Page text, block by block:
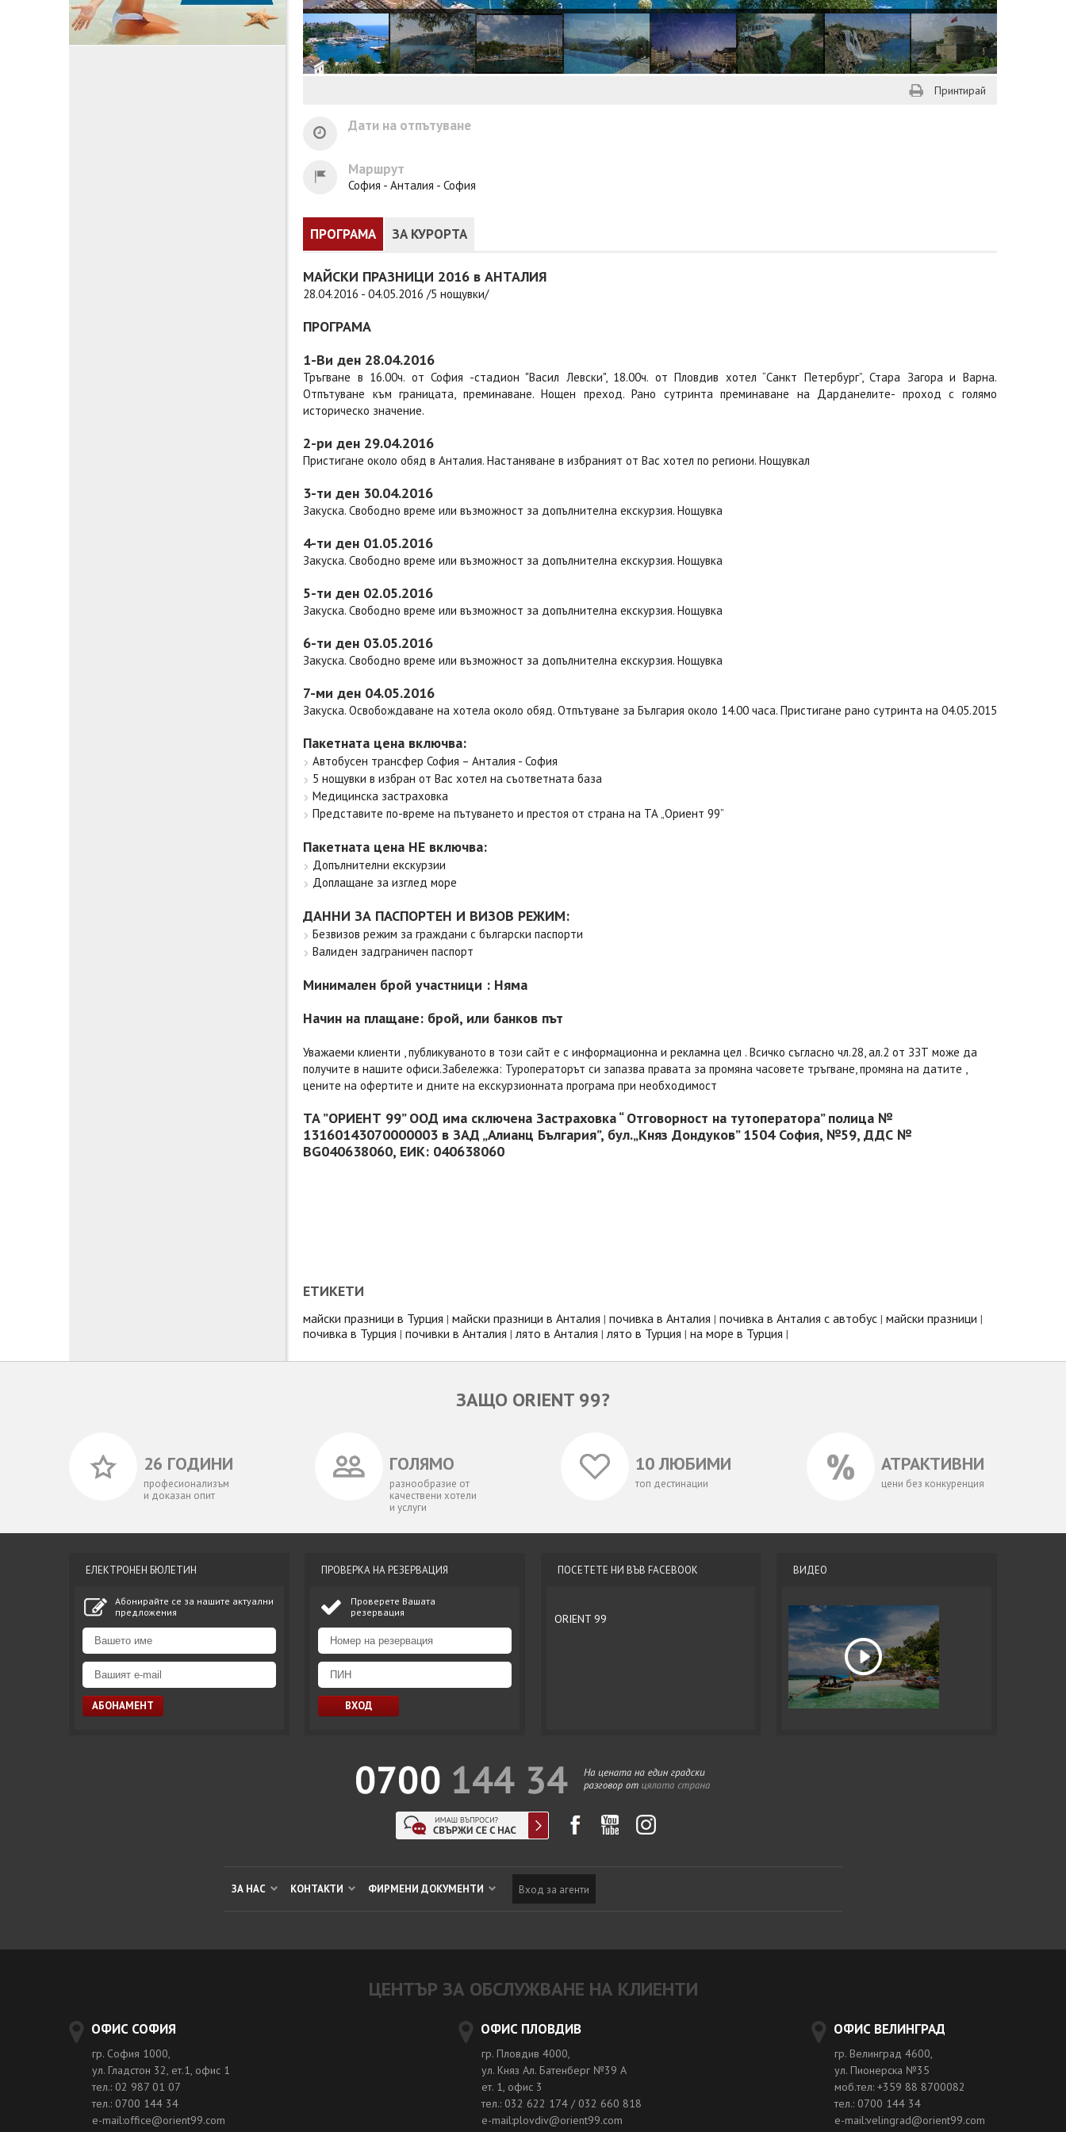
Принтирай
Дати на отпътуване
Маршрут
София - Анталия - София
ПРОГРАМА ЗА КУРОРТА
МАЙСКИ ПРАЗНИЦИ 2016 в АНТАЛИЯ
28.04.2016 - 04.05.2016 /5 нощувки/
ПРОГРАМА
1-Ви ден 28.04.2016
Тръгване в 16.00ч. от София -стадион "Васил Левски", 18.00ч. от Пловдив хотел “Санкт Петербург”, Стара Загора и Варна.
Отпътуване към границата, преминаване. Нощен преход. Рано сутринта преминаване на Дарданелите- проход с голямо
историческо значение.
2-ри ден 29.04.2016
Пристигане около обяд в Анталия. Настаняване в избраният от Вас хотел по региони. Нощувкал
3-ти ден 30.04.2016
Закуска. Свободно време или възможност за допълнителна екскурзия. Нощувка
4-ти ден 01.05.2016
Закуска. Свободно време или възможност за допълнителна екскурзия. Нощувка
5-ти ден 02.05.2016
Закуска. Свободно време или възможност за допълнителна екскурзия. Нощувка
6-ти ден 03.05.2016
Закуска. Свободно време или възможност за допълнителна екскурзия. Нощувка
7-ми ден 04.05.2016
Закуска. Освобождаване на хотела около обяд. Отпътуване за България около 14.00 часа. Пристигане рано сутринта на 04.05.2015
Пакетната цена включва:
Автобусен трансфер София – Анталия - София
5 нощувки в избран от Вас хотел на съответната база
Медицинска застраховка
Представите по-време на пътуването и престоя от страна на ТА „Ориент 99”
Пакетната цена НЕ включва:
Допълнителни екскурзии
Доплащане за изглед море
ДАННИ ЗА ПАСПОРТЕН И ВИЗОВ РЕЖИМ:
Безвизов режим за граждани с български паспорти
Валиден задграничен паспорт
Минимален брой участници : Няма
Начин на плащане: брой, или банков път
Уважаеми клиенти , публикуваното в този сайт е с информационна и рекламна цел . Всичко съгласно чл.28, ал.2 от ЗЗТ може да
получите в нашите офиси.Забележка: Туроператорът си запазва правата за промяна часовете тръгване, промяна на датите ,
цените на офертите и дните на екскурзионната програма при необходимост
ТА ”ОРИЕНТ 99” ООД има сключена Застраховка “ Отговорност на тутоператора” полица №
13160143070000003 в ЗАД „Алианц България”, бул.„Княз Дондуков” 1504 София, №59, ДДС №
BG040638060, ЕИК: 040638060
ЕТИКЕТИ
майски празници в Турция | майски празници в Анталия | почивка в Анталия | почивка в Анталия с автобус | майски празници |
почивка в Турция | почивки в Анталия | лято в Анталия | лято в Турция | на море в Турция |
ЗАЩО ORIENT 99?
26 ГОДИНИ
професионализъм
и доказан опит
ГОЛЯМО
разнообразие от
качествени хотели
и услуги
10 ЛЮБИМИ
топ дестинации
АТРАКТИВНИ
цени без конкуренция
ЕЛЕКТРОНЕН БЮЛЕТИН
Абонирайте се за нашите актуални
предложения
ПРОВЕРКА НА РЕЗЕРВАЦИЯ
Проверете Вашата
резервация
ПОСЕТЕТЕ НИ ВЪВ FACEBOOK
ORIENT 99
ВИДЕО
ЗА НАС КОНТАКТИ ФИРМЕНИ ДОКУМЕНТИ Вход за агенти
ЦЕНТЪР ЗА ОБСЛУЖВАНЕ НА КЛИЕНТИ
ОФИС СОФИЯ
гр. София 1000,
ул. Гладстон 32, ет.1, офис 1
тел.: 02 987 01 07
тел.: 0700 144 34
e-mail:office@orient99.com
ОФИС ПЛОВДИВ
гр. Пловдив 4000,
ул. Княз Ал. Батенберг №39 A
ет. 1, офис 3
тел.: 032 622 174 / 032 660 818
e-mail:plovdiv@orient99.com
ОФИС ВЕЛИНГРАД
гр. Велинград 4600,
ул. Пионерска №35
моб.тел: +359 88 8700082
тел.: 0700 144 34
e-mail:velingrad@orient99.com